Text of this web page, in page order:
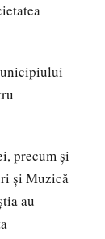
precum și
și Muzică
au